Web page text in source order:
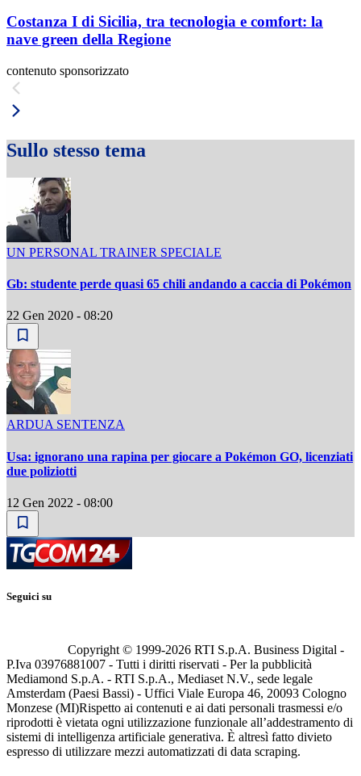
Costanza I di Sicilia, tra tecnologia e comfort: la
nave green della Regione
contenuto sponsorizzato
Sullo stesso tema
UN PERSONAL TRAINER SPECIALE
Gb: studente perde quasi 65 chili andando a caccia di Pokémon
22 Gen 2020 - 08:20
ARDUA SENTENZA
Usa: ignorano una rapina per giocare a Pokémon GO, licenziati
due poliziotti
12 Gen 2022 - 08:00
Seguici su
Copyright © 1999-2026 RTI S.p.A. Business Digital -
P.Iva 03976881007 - Tutti i diritti riservati - Per la pubblicità
Mediamond S.p.A. - RTI S.p.A., Mediaset N.V., sede legale
Amsterdam (Paesi Bassi) - Uffici Viale Europa 46, 20093 Cologno
Monzese (MI)Rispetto ai contenuti e ai dati personali trasmessi e/o
riprodotti è vietata ogni utilizzazione funzionale all’addestramento di
sistemi di intelligenza artificiale generativa. È altresì fatto divieto
espresso di utilizzare mezzi automatizzati di data scraping.